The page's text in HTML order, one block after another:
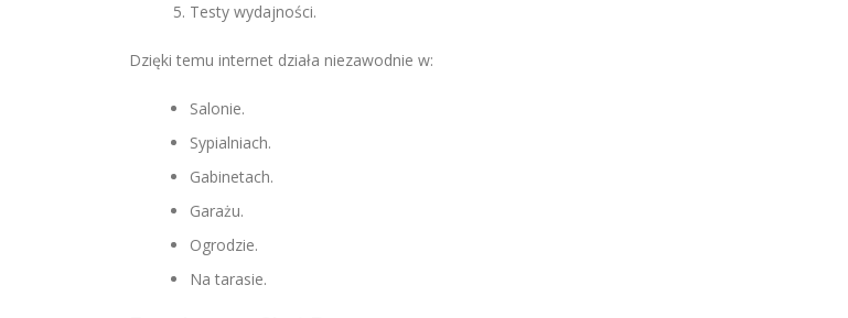
Testy wydajności.
Dzięki temu internet działa niezawodnie w:
Salonie.
Sypialniach.
Gabinetach.
Garażu.
Ogrodzie.
Na tarasie.